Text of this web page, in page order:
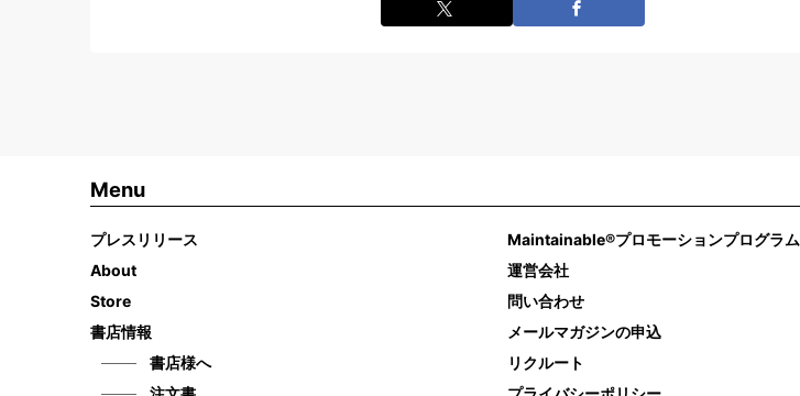
Menu
プレスリリース
About
Store
書店情報
書店様へ
Maintainable®プロモーションプログラム
運営会社
問い合わせ
メールマガジンの申込
リクルート